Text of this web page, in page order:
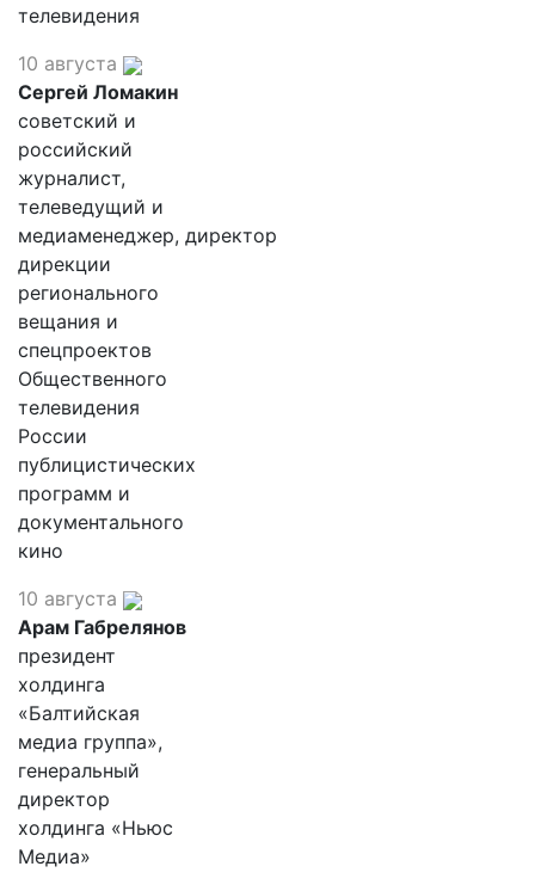
телевидения
10 августа
Сергей Ломакин
советский и
российский
журналист,
телеведущий и
медиаменеджер, директор
дирекции
регионального
вещания и
спецпроектов
Общественного
телевидения
России
публицистических
программ и
документального
кино
10 августа
Арам Габрелянов
президент
холдинга
«Балтийская
медиа группа»,
генеральный
директор
холдинга «Ньюс
Медиа»